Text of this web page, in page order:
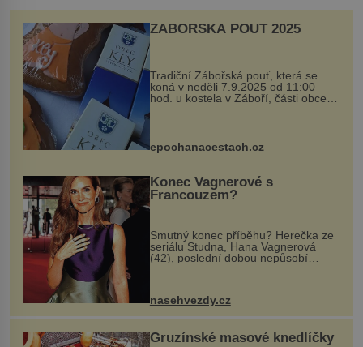
ZÁBOŘSKÁ POUŤ 2025
Tradiční Zábořská pouť, která se
koná v neděli 7.9.2025 od 11:00
hod. u kostela v Záboří, části obce
Kly u Mělníka. V programu naleznete
komentovanou prohlídku kostela,
epochanacestach.cz
Konec Vagnerové s
Francouzem?
Smutný konec příběhu? Herečka ze
seriálu Studna, Hana Vagnerová
(42), poslední dobou nepůsobí
nasehvezdy.cz
Gruzínské masové knedlíčky